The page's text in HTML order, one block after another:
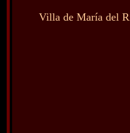
Villa de María del